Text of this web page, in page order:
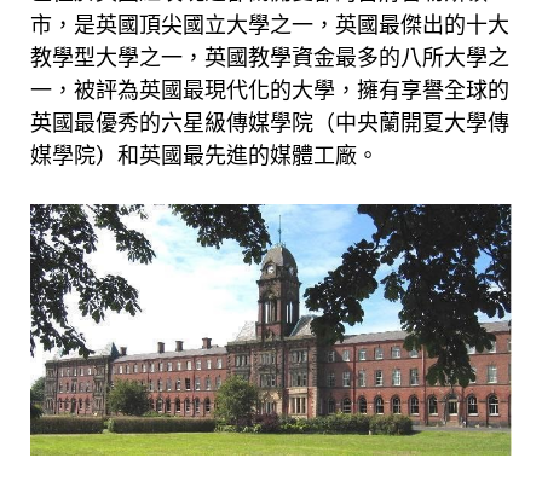
市，是英國頂尖國立大學之一，英國最傑出的十大
教學型大學之一，英國教學資金最多的八所大學之
一，被評為英國最現代化的大學，擁有享譽全球的
英國最優秀的六星級傳媒學院（中央蘭開夏大學傳
媒學院）和英國最先進的媒體工廠。